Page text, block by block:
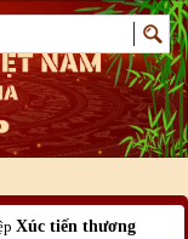
Xúc tiến thương